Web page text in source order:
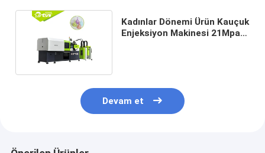
Kadınlar Dönemi Ürün Kauçuk
Enjeksiyon Makinesi 21Mpa
Devam et